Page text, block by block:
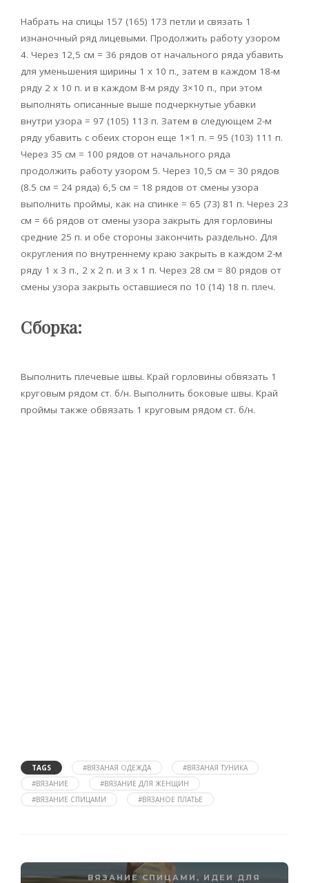
Набрать на спицы 157 (165) 173 петли и связать 1
изнаночный ряд лицевыми. Продолжить работу узором
4. Через 12,5 см = 36 рядов от начального ряда убавить
для уменьшения ширины 1 х 10 п., затем в каждом 18-м
ряду 2 х 10 п. и в каждом 8-м ряду 3×10 п., при этом
выполнять описанные выше подчеркнутые убавки
внутри узора = 97 (105) 113 п. Затем в следующем 2-м
ряду убавить с обеих сторон еще 1×1 п. = 95 (103) 111 п.
Через 35 см = 100 рядов от начального ряда
продолжить работу узором 5. Через 10,5 см = 30 рядов
(8.5 см = 24 ряда) 6,5 см = 18 рядов от смены узора
выполнить проймы, как на спинке = 65 (73) 81 п. Через 23
см = 66 рядов от смены узора закрыть для горловины
средние 25 п. и обе стороны закончить раздельно. Для
округления по внутреннему краю закрыть в каждом 2-м
ряду 1 х 3 п., 2 х 2 п. и 3 х 1 п. Через 28 см = 80 рядов от
смены узора закрыть оставшиеся по 10 (14) 18 п. плеч.
Сборка:
Выполнить плечевые швы. Край горловины обвязать 1
круговым рядом ст. б/н. Выполнить боковые швы. Край
проймы также обвязать 1 круговым рядом ст. б/н.
TAGS #ВЯЗАНАЯ ОДЕЖДА
#ВЯЗАНАЯ ТУНИКА
#ВЯЗАНИЕ
#ВЯЗАНИЕ ДЛЯ ЖЕНЩИН
#ВЯЗАНИЕ СПИЦАМИ
#ВЯЗАНОЕ ПЛАТЬЕ
ВЯЗАНИЕ СПИЦАМИ , ИДЕИ ДЛЯ